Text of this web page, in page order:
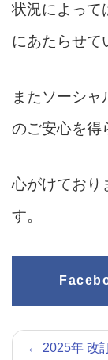
状況によって
にあたらせて
またソーシ
のご安心を得
心がけており
す。
← 2025年 改